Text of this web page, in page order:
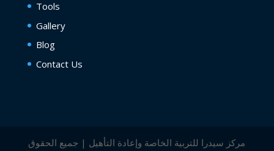
Tools
Gallery
Blog
Contact Us
مركز سيدرا للتربية الخاصة وإعادة التأهيل | جميع الحقوق